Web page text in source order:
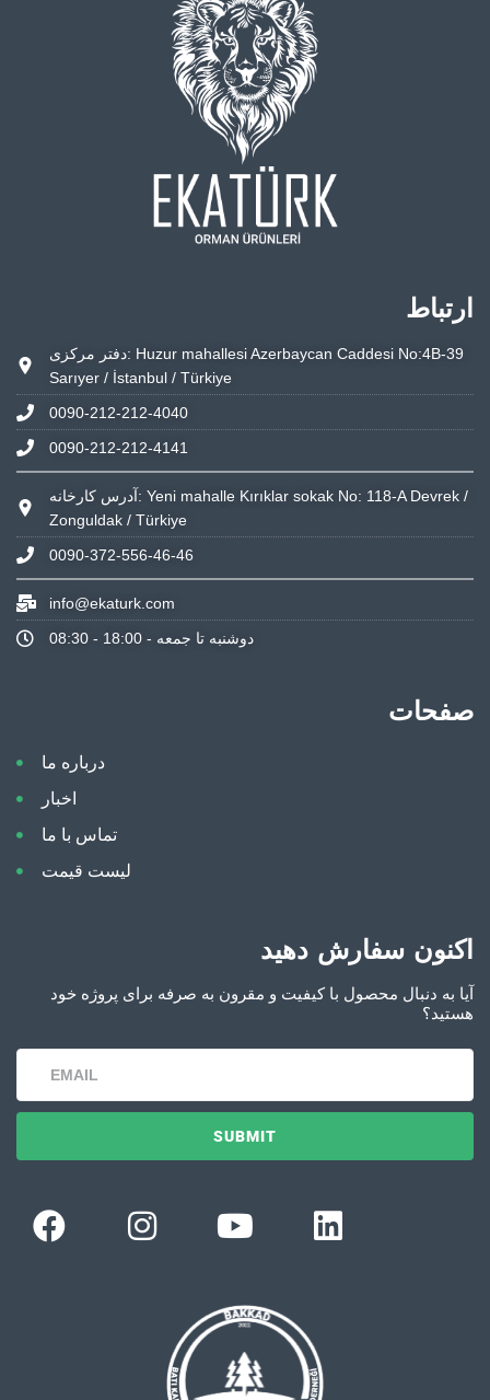
ارتباط
دفتر مرکزی: Huzur mahallesi Azerbaycan Caddesi No:4B-39
Sarıyer / İstanbul / Türkiye
0090-212-212-4040
0090-212-212-4141
آدرس کارخانه: Yeni mahalle Kırıklar sokak No: 118-A Devrek /
Zonguldak / Türkiye
0090-372-556-46-46
info@ekaturk.com
دوشنبه تا جمعه - 18:00 - 08:30
صفحات
درباره ما
اخبار
تماس با ما
لیست قیمت
اکنون سفارش دهید
آیا به دنبال محصول با کیفیت و مقرون به صرفه برای پروژه خود
هستید؟